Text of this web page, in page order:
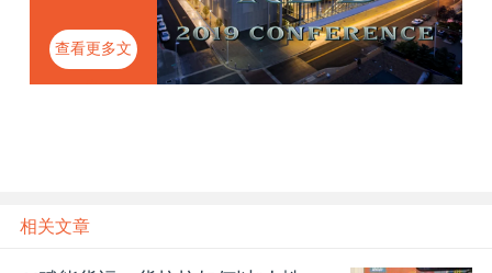
查看更多文
章
相关文章